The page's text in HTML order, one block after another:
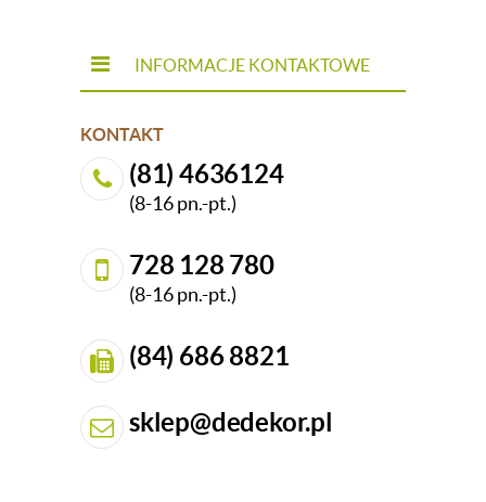
INFORMACJE KONTAKTOWE
KONTAKT
(81) 4636124
(8-16 pn.-pt.)
728 128 780
(8-16 pn.-pt.)
(84) 686 8821
sklep@dedekor.pl